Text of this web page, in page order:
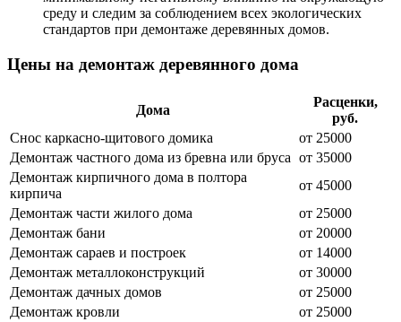
среду и следим за соблюдением всех экологических
стандартов при демонтаже деревянных домов.
Цены на демонтаж деревянного дома
Дома
Расценки,
руб.
Снос каркасно-щитового домика
от 25000
Демонтаж частного дома из бревна или бруса от 35000
Демонтаж кирпичного дома в полтора
кирпича
от 45000
Демонтаж части жилого дома
от 25000
Демонтаж бани
от 20000
Демонтаж сараев и построек
от 14000
Демонтаж металлоконструкций
от 30000
Демонтаж дачных домов
от 25000
Демонтаж кровли
от 25000